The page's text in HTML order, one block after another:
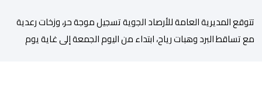
تتوقع المديرية العامة للأرصاد الجوية تسجيل موجة حر، وزخات رعدية
مع تساقط البرد وهبات رياح، ابتداء من اليوم الجمعة إلى غاية يوم